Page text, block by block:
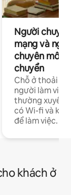
Người
mạng và
chuyên môn
chuyển
Chỗ ở thoải
người làm việc
thường xuyên
có Wi-fi và
để làm việc.
khách ở